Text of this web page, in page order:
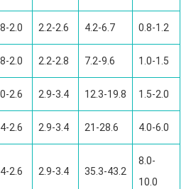
2.0 2.2-2.6 4.2-6.7 0.8-1.2
2.0 2.2-2.8 7.2-9.6 1.0-1.5
2.6 2.9-3.4 12.3-19.8 1.5-2.0
2.6 2.9-3.4 21-28.6 4.0-6.0
2.6 2.9-3.4 35.3-43.2
8.0-
10.0